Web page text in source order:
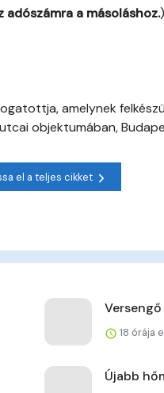
a másoláshoz.)
amelynek
objektumában,
el a teljes cikket
18 órája
Újabb